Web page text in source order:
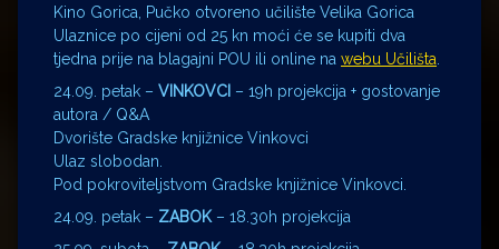
Kino Gorica, Pučko otvoreno učilište Velika Gorica
Ulaznice po cijeni od 25 kn moći će se kupiti dva
tjedna prije na blagajni POU ili online na webu Učilišta
24.09. petak – VINKOVCI – 19h projekcija + gostovanje
autora / Q&A
Dvorište Gradske knjižnice Vinkovci
Ulaz slobodan.
Pod pokroviteljstvom Gradske knjižnice Vinkovci.
24.09. petak – ZABOK – 18.30h projekcija